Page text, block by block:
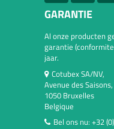
GARANTIE
Al onze producten
garantie
jaar.
Cotubex SA/NV,
Avenue des
1050 Bruxelles
Belgique
Bel ons nu: +32